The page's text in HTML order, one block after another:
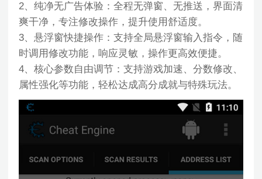
2、纯净无广告体验：全程无弹窗、无推送，界面清
爽干净，专注修改操作，提升使用舒适度。
3、悬浮窗快捷操作：支持全局悬浮窗输入指令，随
时调用修改功能，响应灵敏，操作更高效便捷。
4、核心参数自由调节：支持游戏加速、分数修改、
属性强化等功能，轻松达成高分成就与特殊玩法。